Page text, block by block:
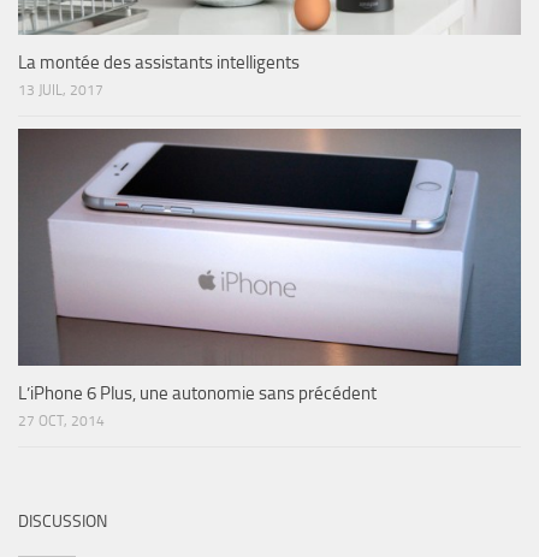
La montée des assistants intelligents
13 JUIL, 2017
L’iPhone 6 Plus, une autonomie sans précédent
27 OCT, 2014
DISCUSSION